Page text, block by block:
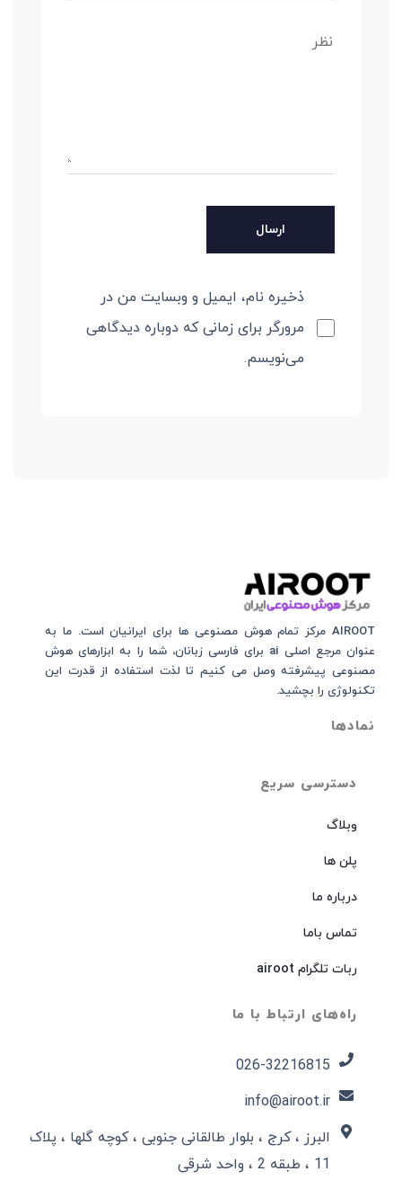
ذخیره نام، ایمیل و وبسایت من در
مرورگر برای زمانی که دوباره دیدگاهی
می‌نویسم.
دسترسی سریع
وبلاگ
پلن ها
درباره ما
تماس باما
ربات تلگرام airoot
راه‌های ارتباط با ما
026-32216815​
info@airoot.ir
البرز ، کرج ، بلوار طالقانی جنوبی ، کوچه گلها ، پلاک
11 ، طبقه 2 ، واحد شرقی
AIROOT مرکز تمام هوش مصنوعی‌‌‌ ها برای ایرانیان است. ما به
عنوان مرجع اصلی ai برای فارسی زبانان، شما را به ابزارهای هوش
مصنوعی پیشرفته وصل می کنیم تا لذت استفاده از قدرت این
تکنولوژی را بچشید.
نمادها